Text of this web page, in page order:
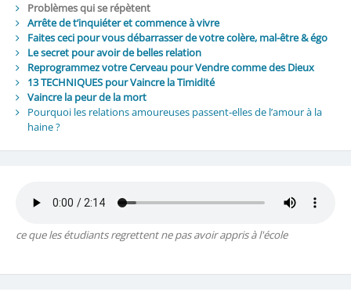
Problèmes qui se répètent
Arrête de t’inquiéter et commence à vivre
Faites ceci pour vous débarrasser de votre colère, mal-être & égo
Le secret pour avoir de belles relation
Reprogrammez votre Cerveau pour Vendre comme des Dieux
13 TECHNIQUES pour Vaincre la Timidité
Vaincre la peur de la mort
Pourquoi les relations amoureuses passent-elles de l’amour à la
haine ?
ce que les étudiants regrettent ne pas avoir appris à l'école